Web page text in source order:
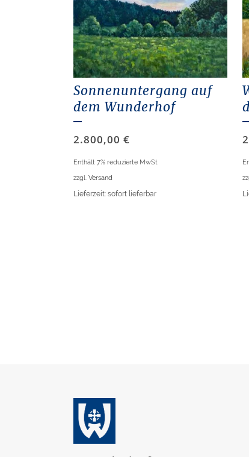
Sonnenuntergang auf
dem Wunderhof
2.800,00 €
Enthält 7% reduzierte MwSt
zzgl. Versand
Lieferzeit: sofort lieferbar